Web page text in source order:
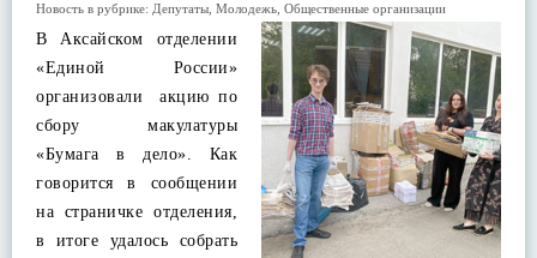
Новость в рубрике: Депутаты Молодежь Общественные организации
В Аксайском отделении
«Единой России»
организовали акцию по
сбору макулатуры
«Бумага в дело». Как
говорится в сообщении
на страничке отделения,
в итоге удалось собрать